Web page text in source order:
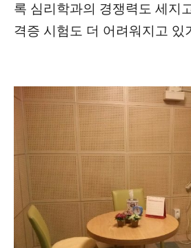
록 심리학과의 경쟁력도 세지
격증 시험도 더 어려워지고 있